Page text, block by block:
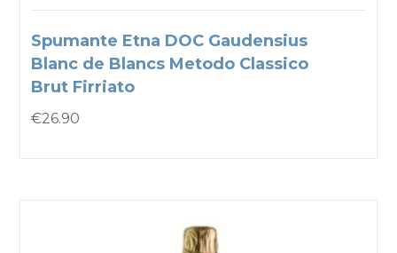
Spumante Etna DOC Gaudensius
Blanc de Blancs Metodo Classico
Brut Firriato
€26.90